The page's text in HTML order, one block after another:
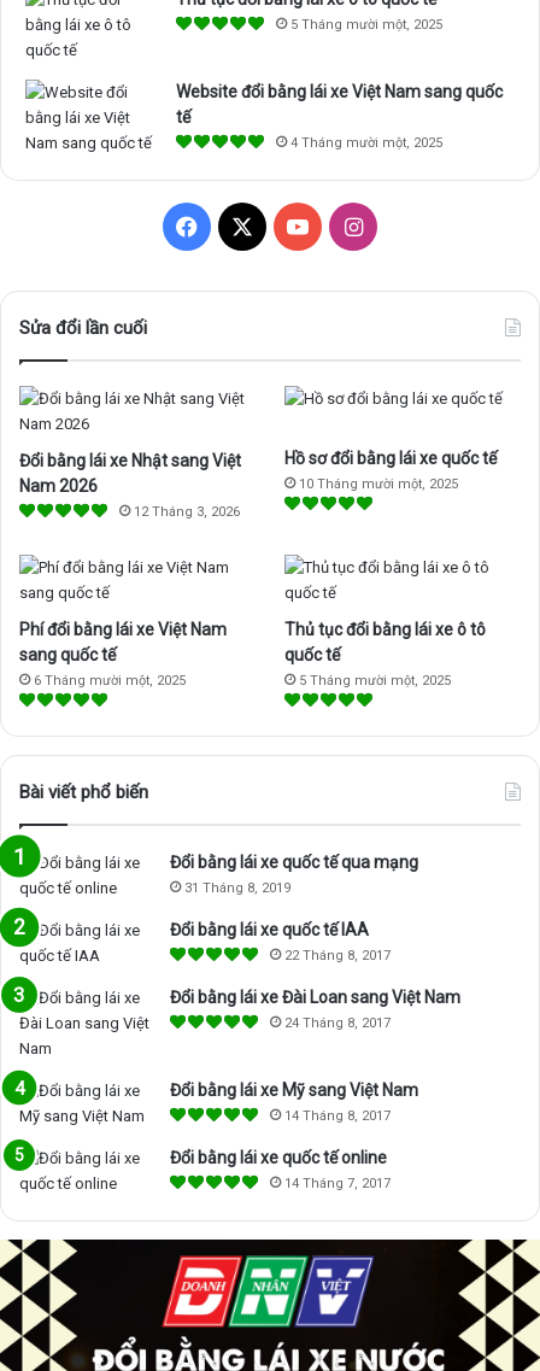
5 Tháng mười một, 2025
Website đổi bằng lái xe Việt Nam sang quốc
tế
4 Tháng mười một, 2025
o
o
k
X
Y
b
e
I
g
r
a
Sửa đổi lần cuối
Đổi bằng lái xe Nhật sang Việt
Nam 2026
12 Tháng 3, 2026
Hồ sơ đổi bằng lái xe quốc tế
10 Tháng mười một, 2025
Phí đổi bằng lái xe Việt Nam
sang quốc tế
6 Tháng mười một, 2025
Thủ tục đổi bằng lái xe ô tô
quốc tế
5 Tháng mười một, 2025
Bài viết phổ biến
Đổi bằng lái xe quốc tế qua mạng
31 Tháng 8, 2019
Đổi bằng lái xe quốc tế IAA
22 Tháng 8, 2017
Đổi bằng lái xe Đài Loan sang Việt Nam
24 Tháng 8, 2017
Đổi bằng lái xe Mỹ sang Việt Nam
14 Tháng 8, 2017
Đổi bằng lái xe quốc tế online
14 Tháng 7, 2017